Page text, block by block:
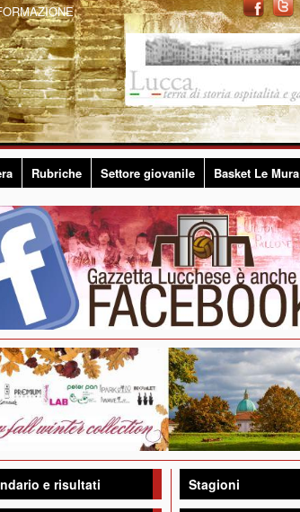
Rubriche Settore giovanile Basket Le Mura
e risultati Stagioni